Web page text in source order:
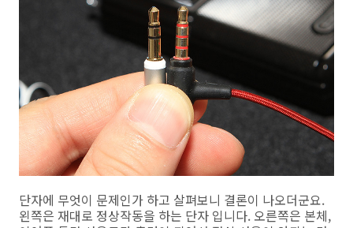
단자에 무엇이 문제인가 하고 살펴보니 결론이 나오더군요.
왼쪽은 재대로 정상작동을 하는 단자 입니다. 오른쪽은 본체,